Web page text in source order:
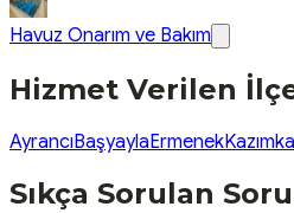
Havuz Onarım ve Bakım
Hizmet Verilen
AyrancıBaşyaylaErmenek
Sıkça Sorulan